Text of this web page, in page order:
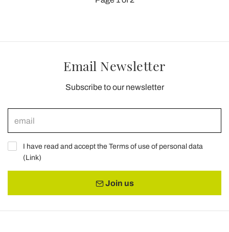
Email Newsletter
Subscribe to our newsletter
I have read and accept the Terms of use of personal data
(Link)
Join us